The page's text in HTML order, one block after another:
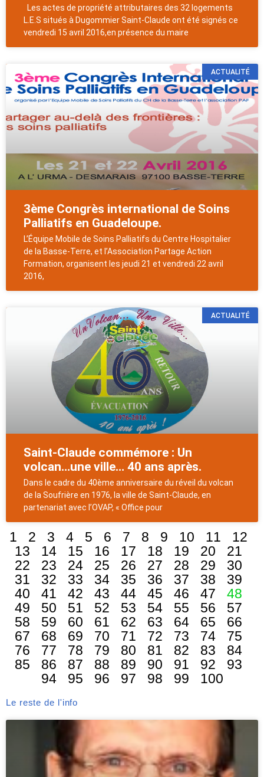
Les actes de propriété attributaires des 32 logements
L.E.S situés à Dugommier Saint-Claude ont été signés ce
vendredi 15 avril 2016,en présence du maire
ACTUALITÉ
3ème Congrès international de Soins
Palliatifs en Guadeloupe.
L’Équipe Mobile de Soins Palliatifs du Centre Hospitalier
de la Basse-Terre, et l’Association Partage Action
Formation, organisent les jeudi 21 et vendredi 22 avril
2016,
ACTUALITÉ
Saint-Claude commémore : Un
volcan…une ville… 40 ans après.
Dans le cadre du 40ème anniversaire du réveil du volcan
de la Soufrière en 1976, la ville de Saint-Claude, en
partenariat avec l’OVAP, « Office pour
1 2 3 4 5 6 7 8 9 10 11
12
13
14 15 16 17 18 19 20
21
22
23 24 25 26 27 28 29
30
31
32 33 34 35 36 37 38
39
40
41 42 43 44 45 46 47
48
49
50 51 52 53 54 55 56
57
58
59 60 61 62 63 64 65
66
67
68 69 70 71 72 73 74
75
76
77 78 79 80 81 82 83
84
85
86 87 88 89 90 91 92
93
94
95 96 97 98 99 100
Le reste de l'info